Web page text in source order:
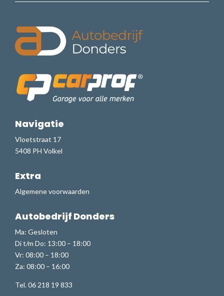
Navigatie
Vloetstraat 17
5408 PH Volkel
Extra
Algemene voorwaarden
Autobedrijf Donders
Ma: Gesloten
Di t/m Do: 13:00 – 18:00
Vr: 08:00 – 18:00
Za: 08:00 – 16:00
Tel. 06 218 19 833